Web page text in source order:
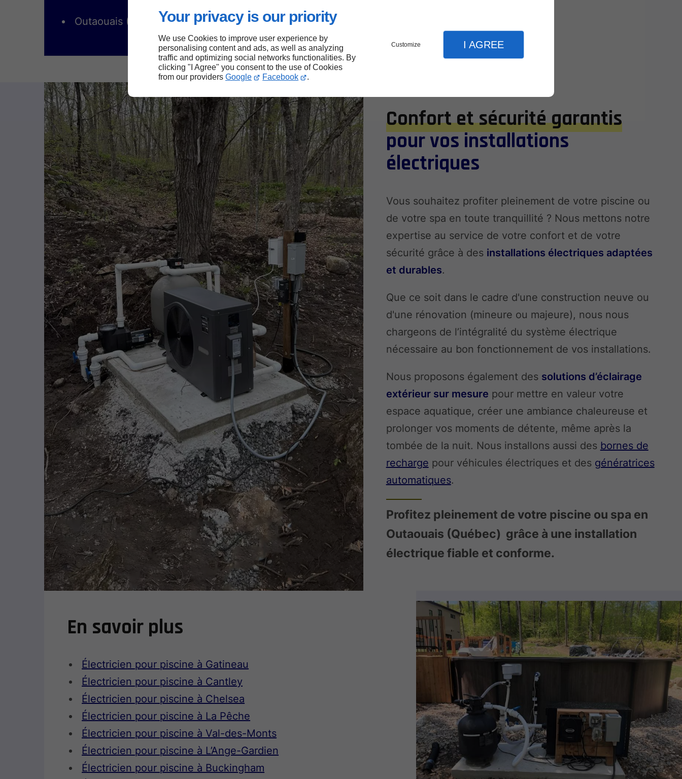
Your privacy is our priority
We use Cookies to improve user experience by
personalising content and ads, as well as analyzing
traffic and optimizing social networks functionalities. By
clicking "I Agree" you consent to the use of Cookies
from our providers Google Facebook .
Customize I AGREE
Outaouais (Québec)
Confort et sécurité garantis
pour vos installations
électriques
Vous souhaitez profiter pleinement de votre piscine ou
de votre spa en toute tranquillité ? Nous mettons notre
expertise au service de votre confort et de votre
sécurité grâce à des installations électriques adaptées
et durables.
Que ce soit dans le cadre d'une construction neuve ou
d'une rénovation (mineure ou majeure), nous nous
chargeons de l’intégralité du système électrique
nécessaire au bon fonctionnement de vos installations.
Nous proposons également des solutions d’éclairage
extérieur sur mesure pour mettre en valeur votre
espace aquatique, créer une ambiance chaleureuse et
prolonger vos moments de détente, même après la
tombée de la nuit. Nous installons aussi des bornes de
recharge pour véhicules électriques et des génératrices
automatiques.
Profitez pleinement de votre piscine ou spa en
Outaouais (Québec) grâce à une installation
électrique fiable et conforme.
En savoir plus
Électricien pour piscine à Gatineau
Électricien pour piscine à Cantley
Électricien pour piscine à Chelsea
Électricien pour piscine à La Pêche
Électricien pour piscine à Val-des-Monts
Électricien pour piscine à L’Ange-Gardien
Électricien pour piscine à Buckingham